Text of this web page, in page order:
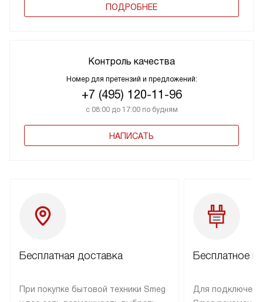
ПОДРОБНЕЕ
Контроль качества
Номер для претензий и предложений:
+7 (495) 120-11-96
с 08:00 до 17:00 по будням
НАПИСАТЬ
Бесплатная доставка
При покупке бытовой техники Smeg
Бесплатное
Для